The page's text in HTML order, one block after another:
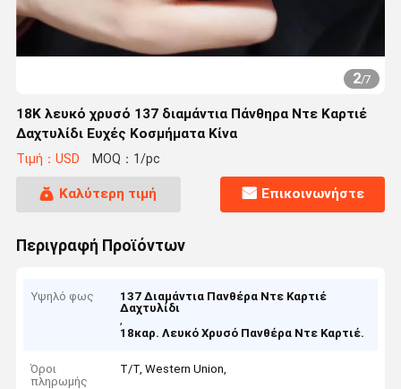
2/7
18K λευκό χρυσό 137 διαμάντια Πάνθηρα Ντε Καρτιέ
Δαχτυλίδι Ευχές Κοσμήματα Κίνα
Τιμή：USD MOQ：1/pc
Καλύτερη τιμή Επικοινωνήστε
Περιγραφή Προϊόντων
Υψηλό φως
137 Διαμάντια Πανθέρα Ντε Καρτιέ
Δαχτυλίδι
,
18καρ. Λευκό Χρυσό Πανθέρα Ντε Καρτιέ.
Όροι
πληρωμής
T/T, Western Union,